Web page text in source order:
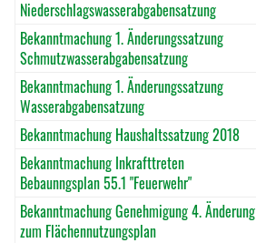
Niederschlagswasserabgabensatzung
Bekanntmachung 1. Änderungssatzung
Schmutzwasserabgabensatzung
Bekanntmachung 1. Änderungssatzung
Wasserabgabensatzung
Bekanntmachung Haushaltssatzung 2018
Bekanntmachung Inkrafttreten
Bebaunngsplan 55.1 "Feuerwehr"
Bekanntmachung Genehmigung 4. Änderung
zum Flächennutzungsplan